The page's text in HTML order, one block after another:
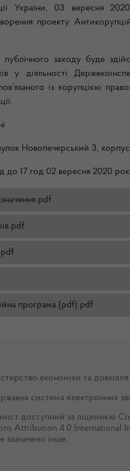
України, 03 вересня
проекту
заходу буде
у діяльності
із корупцією
Новопечерський 3, корпус
до 17 год 02 вересня 2020
програма (pdf).pdf
економіки та довкілля
система електронних
доступний за ліцензією
Attribution 4.0 International
зазначено інше.